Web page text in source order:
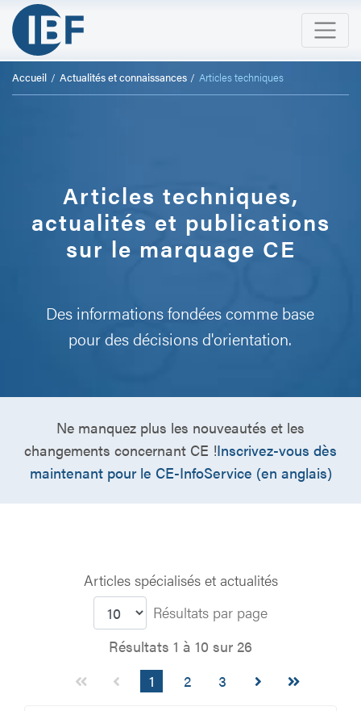
Accueil Actualités et connaissances Articles techniques
Articles techniques,
actualités et publications
sur le marquage CE
Des informations fondées comme base
pour des décisions d'orientation.
Ne manquez plus les nouveautés et les
changements concernant CE !Inscrivez-vous dès
maintenant pour le CE-InfoService (en anglais)
Articles spécialisés et actualités
Résultats par page
Résultats 1 à 10 sur 26
1
2 3